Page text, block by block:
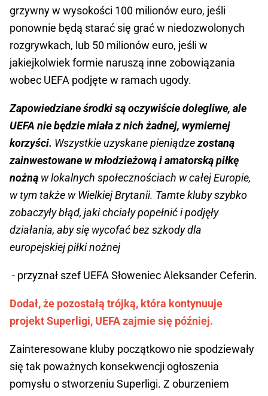
grzywny w wysokości 100 milionów euro, jeśli
ponownie będą starać się grać w niedozwolonych
rozgrywkach, lub 50 milionów euro, jeśli w
jakiejkolwiek formie naruszą inne zobowiązania
wobec UEFA podjęte w ramach ugody.
Zapowiedziane środki są oczywiście dolegliwe, ale
UEFA nie będzie miała z nich żadnej, wymiernej
korzyści. Wszystkie uzyskane pieniądzezostaną
zainwestowane w młodzieżową i amatorską piłkę
nożną w lokalnych społecznościach w całej Europie,
w tym także w Wielkiej Brytanii. Tamte kluby szybko
zobaczyły błąd, jaki chciały popełnić i podjęły
działania, aby się wycofać bez szkody dla
europejskiej piłki nożnej
- przyznał szef UEFA Słoweniec Aleksander Ceferin.
Dodał, że pozostałą trójką, która kontynuuje
projekt Superligi, UEFA zajmie się później.
Zainteresowane kluby początkowo nie spodziewały
się tak poważnych konsekwencji ogłoszenia
pomysłu o stworzeniu Superligi. Z oburzeniem